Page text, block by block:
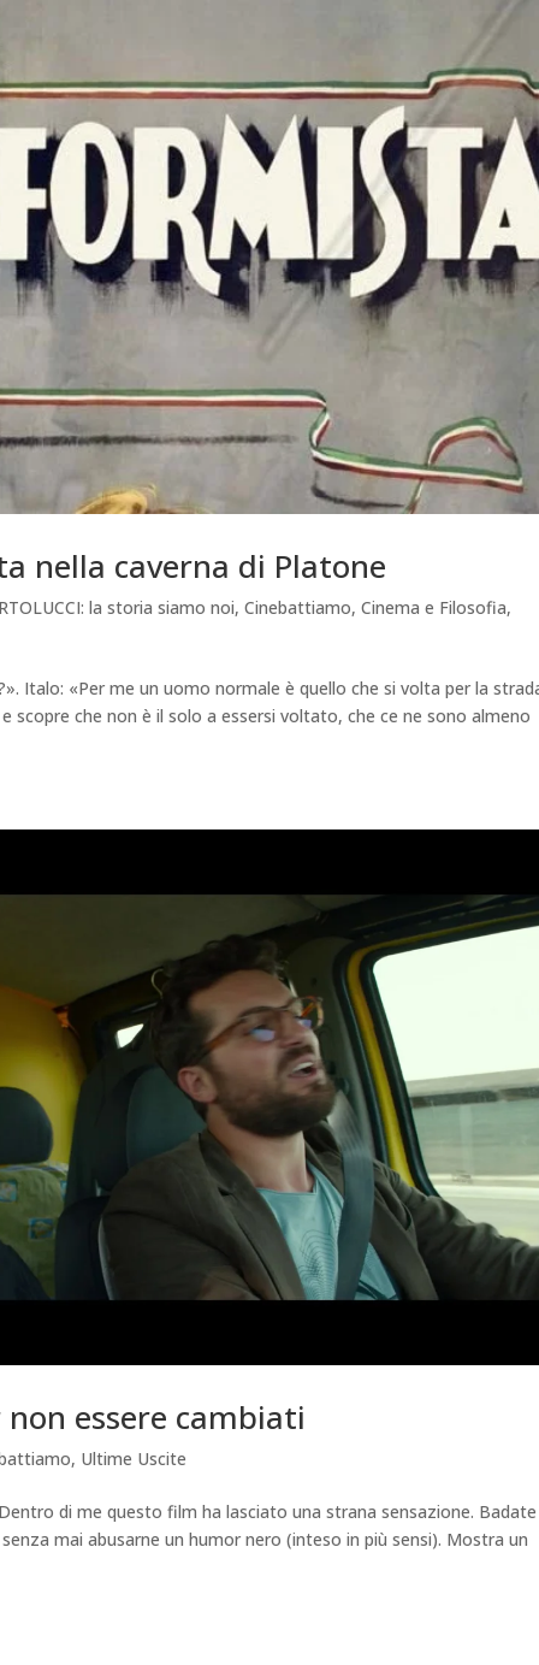
nella caverna di Platone
la storia siamo noi,Cinebattiamo,Cinema e Filosofia,
Italo: «Per me un uomo normale è quello che si volta per la
scopre che non è il solo a essersi voltato, che ce ne sono almeno
essere cambiati
, Ultime Uscite
di me questo film ha lasciato una strana sensazione. Badate
mai abusarne un humor nero (inteso in più sensi). Mostra un